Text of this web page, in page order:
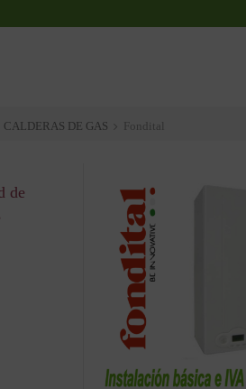
CALDERAS DE GAS Fondital
de